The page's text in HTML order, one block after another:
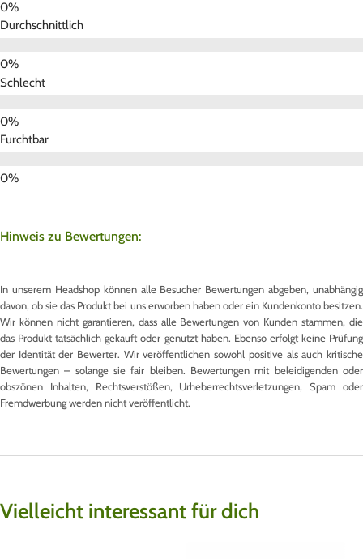
Durchschnittlich
Schlecht
Furchtbar
Hinweis zu Bewertungen:
In unserem Headshop können alle Besucher Bewertungen abgeben, unabhängig
davon, ob sie das Produkt bei uns erworben haben oder ein Kundenkonto besitzen.
Wir können nicht garantieren, dass alle Bewertungen von Kunden stammen, die
das Produkt tatsächlich gekauft oder genutzt haben. Ebenso erfolgt keine Prüfung
der Identität der Bewerter. Wir veröffentlichen sowohl positive als auch kritische
Bewertungen – solange sie fair bleiben. Bewertungen mit beleidigenden oder
obszönen Inhalten, Rechtsverstößen, Urheberrechtsverletzungen, Spam oder
Fremdwerbung werden nicht veröffentlicht.
Vielleicht interessant für dich